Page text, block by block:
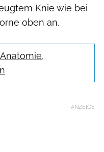
Knie wie bei
oben an.
ANZEIGE